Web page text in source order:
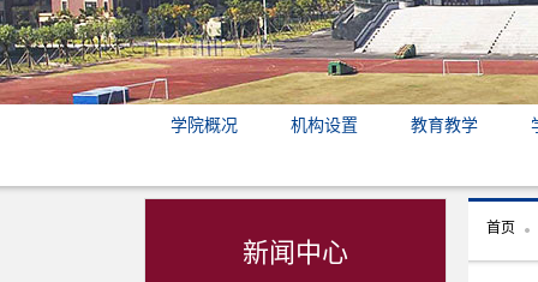
学院概况 机构设置 教育教学
新闻中心
首页